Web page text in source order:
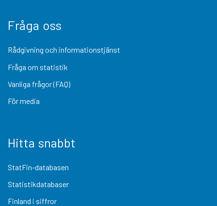
Fråga oss
Rådgivning och informationstjänst
Fråga om statistik
Vanliga frågor (FAQ)
För media
Hitta snabbt
StatFin-databasen
Statistikdatabaser
Finland i siffror